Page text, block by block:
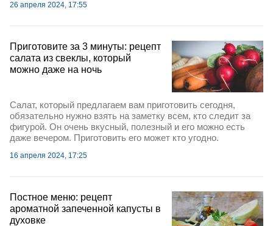
26 апреля 2024, 17:55
Приготовите за 3 минуты: рецепт
салата из свеклы, который
можно даже на ночь
Салат, который предлагаем вам приготовить сегодня,
обязательно нужно взять на заметку всем, кто следит за
фигурой. Он очень вкусный, полезный и его можно есть
даже вечером. Приготовить его может кто угодно.
16 апреля 2024, 17:25
Постное меню: рецепт
ароматной запеченной капусты в
духовке